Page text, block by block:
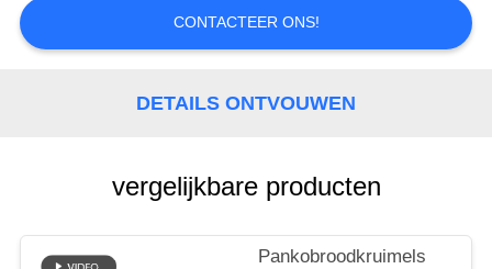
VRAAG
EEN
OFFERTE
PRIVACYBELEID
CONTACTEER ONS!
DETAILS ONTVOUWEN
vergelijkbare producten
Pankobroodkruimels